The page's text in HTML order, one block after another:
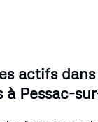
actifs
à Pessac-